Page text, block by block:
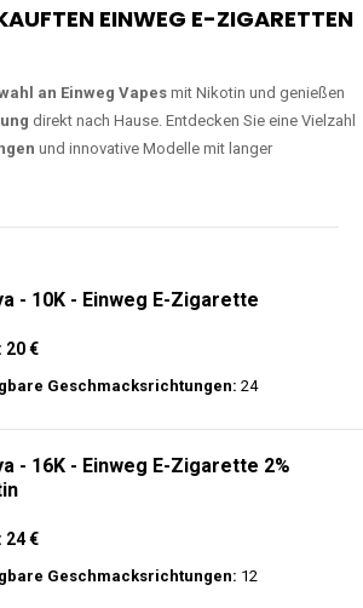
EINWEG E-ZIGARETTEN
an Einweg Vapes mit Nikotin und genießen
direkt nach Hause. Entdecken Sie eine Vielzahl
und innovative Modelle mit langer
- 10K - Einweg E-Zigarette
20 €
Geschmacksrichtungen: 24
- 16K - Einweg E-Zigarette 2%
24 €
Geschmacksrichtungen: 12